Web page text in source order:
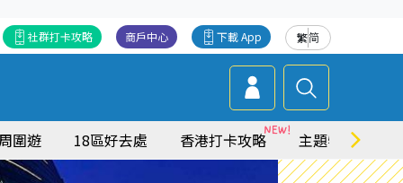
繁简
下載 App
商戶中心
社群打卡攻略
圍遊 18區好去處 香港打卡攻略 主題特集